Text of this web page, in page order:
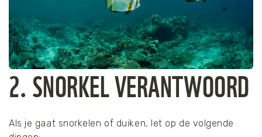
2. SNORKEL VERANTWOORD
Als je gaat snorkelen of duiken, let op de volgende